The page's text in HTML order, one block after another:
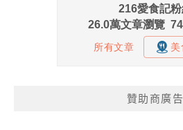
贊助商廣告